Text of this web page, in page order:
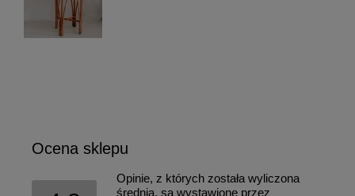
Ocena sklepu
Opinie, z których została wyliczona
średnia, są wystawione przez